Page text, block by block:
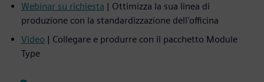
Webinar su richiesta | Ottimizza la sua linea di
produzione con la standardizzazione dell'officina
Video | Collegare e produrre con il pacchetto Module
Type